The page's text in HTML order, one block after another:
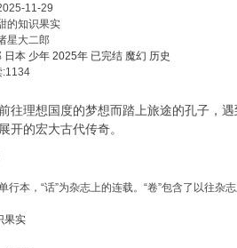
11-29
的知识果实
星大二郎
日本 少年 2025年 已完结 魔幻 历史
:1134
往理想国度的梦想而踏上旅途的孔子，
开的宏大古代传奇。
行本，“话”为杂志上的连载。“卷”包含了以往杂
果实